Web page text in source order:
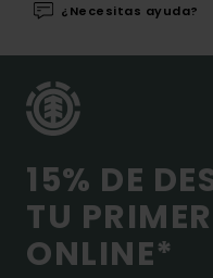
¿Necesitas ayuda?
15% DE
TU
ONLINE*